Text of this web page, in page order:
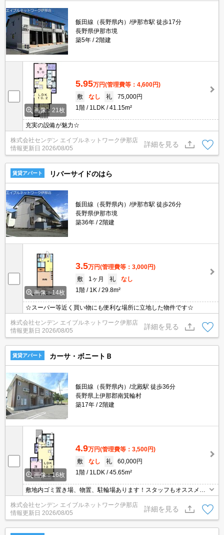
飯田線（長野県内）/伊那市駅 徒歩17分
長野県伊那市境
築5年
2階建
画像：21枚
5.95万円(管理費等：4,600円)
敷
なし 礼
75,000円
1階
1LDK 41.15m²
充実の設備が魅力☆
株式会社センデン エイブルネットワーク伊那店
情報更新日 2026/08/05
詳細を見る
賃貸アパート リバーサイドのはら
飯田線（長野県内）/伊那市駅 徒歩26分
長野県伊那市境
築36年
2階建
画像：14枚
3.5万円(管理費等：3,000円)
敷
1ヶ月 礼
なし
1階
1K 29.8m²
☆スーパー等近く買い物にも便利な場所に立地した物件です☆
株式会社センデン エイブルネットワーク伊那店
情報更新日 2026/08/05
詳細を見る
賃貸アパート カーサ・ボニートＢ
飯田線（長野県内）/北殿駅 徒歩36分
長野県上伊那郡南箕輪村
築17年
2階建
画像：16枚
4.9万円(管理費等：3,500円)
敷
なし 礼
60,000円
1階
1LDK 45.65m²
敷地内ゴミ置き場、物置、駐輪場あります！スタッフもオススメす
る人気の間取りです☆
株式会社センデン エイブルネットワーク伊那店
情報更新日 2026/08/05
詳細を見る